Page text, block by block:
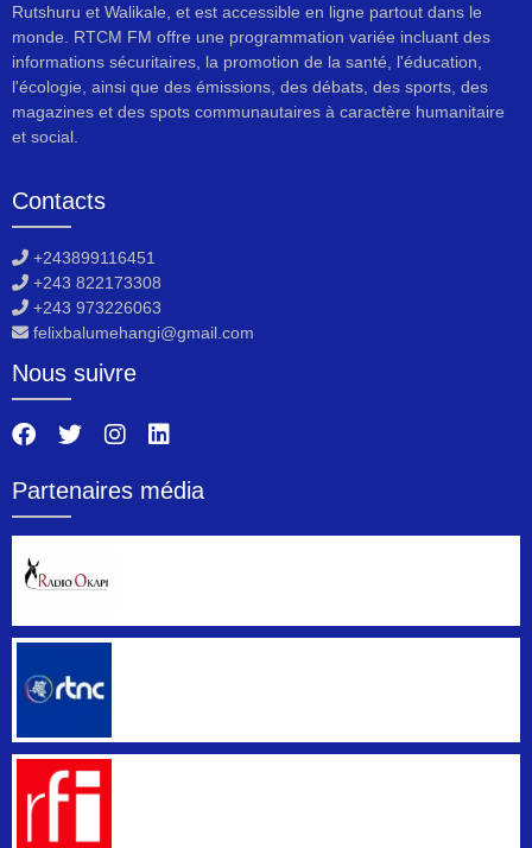
Rutshuru et Walikale, et est accessible en ligne partout dans le
monde. RTCM FM offre une programmation variée incluant des
informations sécuritaires, la promotion de la santé, l'éducation,
l'écologie, ainsi que des émissions, des débats, des sports, des
magazines et des spots communautaires à caractère humanitaire
et social.
Contacts
+243899116451
+243 822173308
+243 973226063
felixbalumehangi@gmail.com
Nous suivre
Partenaires média